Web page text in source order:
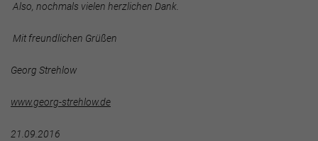
Also, nochmals vielen herzlichen Dank.
Mit freundlichen Grüßen
Georg Strehlow
www.georg-strehlow.de
21.09.2016